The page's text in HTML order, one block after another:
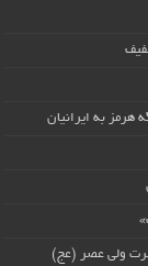
هرمز به ایرانیان
ولی عصر (عج)